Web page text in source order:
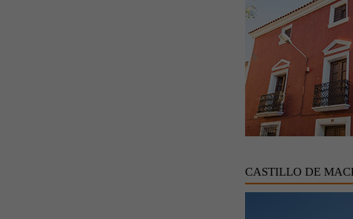
CASTILLO DE